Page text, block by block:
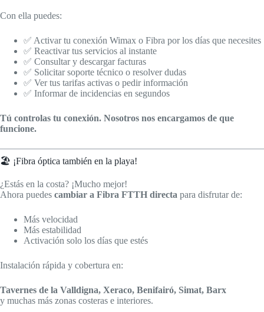
Con ella puedes:
✅ Activar tu conexión Wimax o Fibra por los días que necesites
✅ Reactivar tus servicios al instante
✅ Consultar y descargar facturas
✅ Solicitar soporte técnico o resolver dudas
✅ Ver tus tarifas activas o pedir información
✅ Informar de incidencias en segundos
Tú controlas tu conexión. Nosotros nos encargamos de que
funcione.
🏖️ ¡Fibra óptica también en la playa!
¿Estás en la costa? ¡Mucho mejor!
Ahora puedes cambiar a Fibra FTTH directa para disfrutar de:
Más velocidad
Más estabilidad
Activación solo los días que estés
Instalación rápida y cobertura en:
Tavernes de la Valldigna, Xeraco, Benifairó, Simat, Barx
y muchas más zonas costeras e interiores.